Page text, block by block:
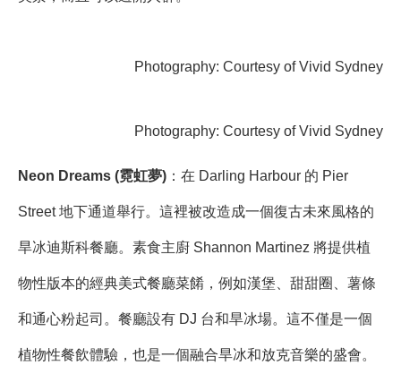
Photography: Courtesy of Vivid Sydney
Photography: Courtesy of Vivid Sydney
Neon Dreams (霓虹夢) ：在 Darling Harbour 的 Pier
Street 地下通道舉行。這裡被改造成一個復古未來風格的
旱冰迪斯科餐廳。素食主廚 Shannon Martinez 將提供植
物性版本的經典美式餐廳菜餚，例如漢堡、甜甜圈、薯條
和通心粉起司。餐廳設有 DJ 台和旱冰場。這不僅是一個
植物性餐飲體驗，也是一個融合旱冰和放克音樂的盛會。